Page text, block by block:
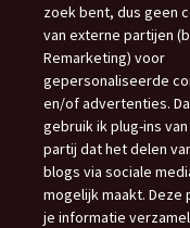
zoek bent, dus geen
van externe partijen
Remarketing) voor
gepersonaliseerde
en/of advertenties.
gebruik ik plug-ins
partij dat het delen
blogs via sociale
mogelijk maakt. Deze
je informatie